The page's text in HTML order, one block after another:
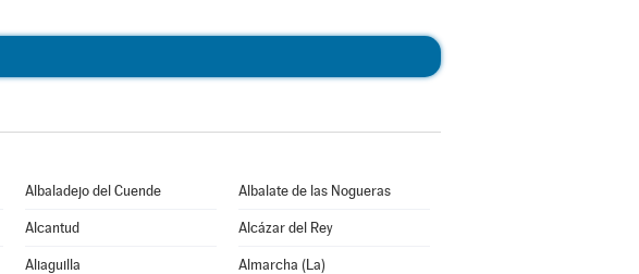
Albaladejo del Cuende Albalate de las Nogueras
Alcantud Alcázar del Rey
Aliaguilla Almarcha (La)